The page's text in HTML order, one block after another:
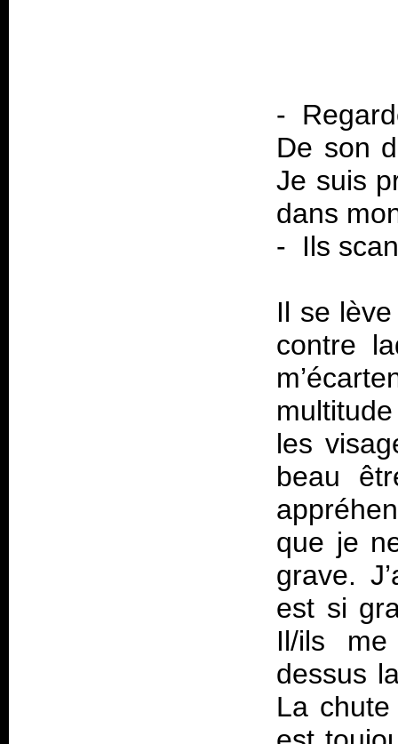
-
De son
Je suis
dans
- Ils
Il se
contre
les
beau
que je
grave.
est si
Il/ils
dessus
La